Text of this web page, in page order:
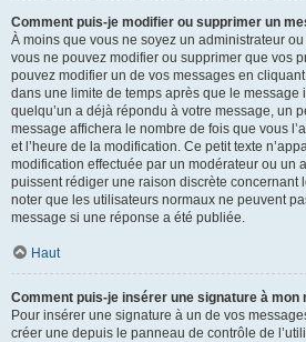
Comment puis-je modifier ou supprimer un
À moins que vous ne soyez un administrateur
vous ne pouvez modifier ou supprimer que vos
pouvez modifier un de vos messages en
dans une limite de temps après que le message
quelqu’un a déjà répondu à votre message, un
message affichera le nombre de fois que vous
et l’heure de la modification. Ce petit texte
modification effectuée par un modérateur ou un
puissent rédiger une raison discrète concernant
noter que les utilisateurs normaux ne peuvent
message si une réponse a été publiée.
Haut
Comment puis-je insérer une signature à mon
Pour insérer une signature à un de vos
créer une depuis le panneau de contrôle de